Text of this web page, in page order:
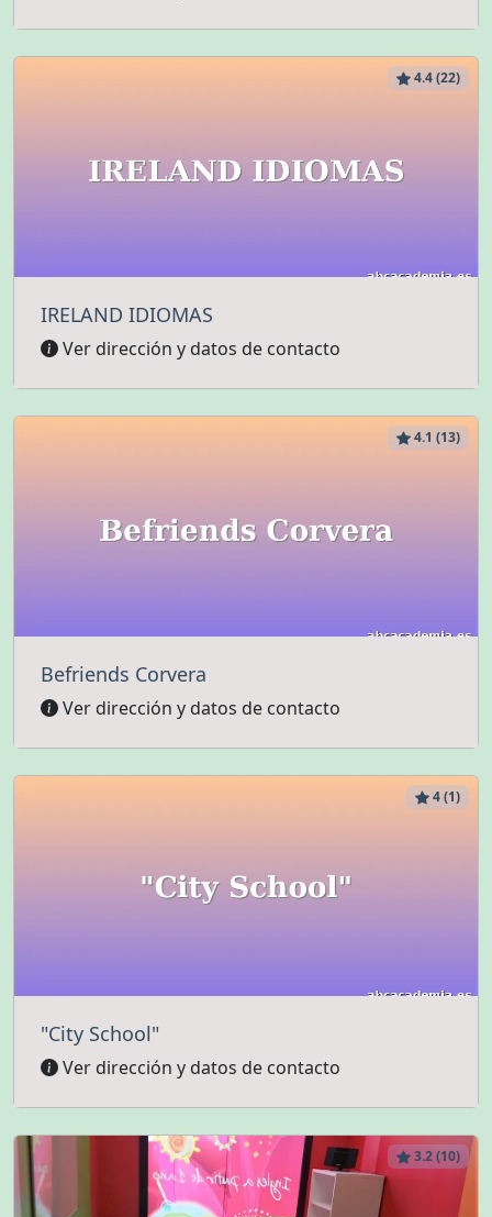
4.4 (22)
IRELAND IDIOMAS
Ver dirección y datos de contacto
4.1 (13)
Befriends Corvera
Ver dirección y datos de contacto
4 (1)
"City School"
Ver dirección y datos de contacto
3.2 (10)